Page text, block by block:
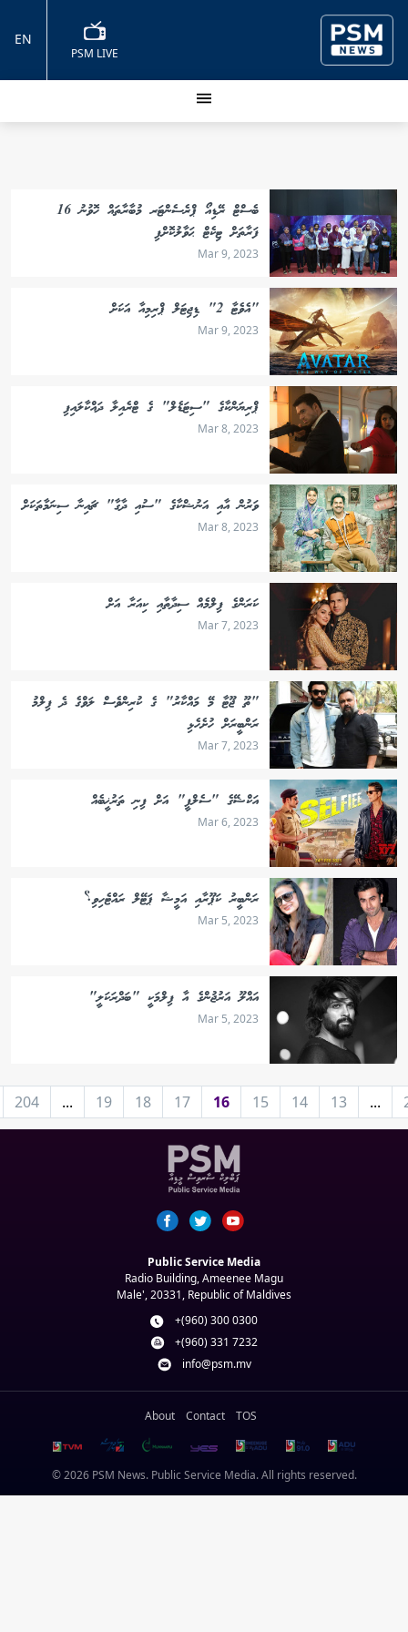
PSM LIVE
EN
ބެސްޓް ރޭޑިއޯ ޕްރެސެންޓަރ މުބާރާތައް ހޮވުނު 16
ފަރާތަށް ޓިކެޓް ޙަވާލުކޮށްފި
Mar 9, 2023
"އެވެޓާ 2" ޑިޖިޓަލް ޕްރިމިއާ އަކަށް
Mar 9, 2023
ޕްރިޔަންކާގެ "ސިޓަޑެލް" ގެ ޓްރެއިލާ ދައްކާލައިފި
Mar 8, 2023
ވަރުން އާއި އަނުޝްކާގެ "ސުއި ދާގާ" ޗައިނާ ސިނަމާތަކަށް
Mar 8, 2023
ކަރަންގެ ފިލްމެއް ސިދާތާއި ކިއަރާ އަށް
Mar 7, 2023
"ތޫ ޖޫޓާ މޭ މައްކާރު" ގެ ކުރިންވެސް ލަވްގެ ދެ ފިލްމު
ރަންބީރަށް ހުށެހެޅި
Mar 7, 2023
އަކްޝޭގެ "ސެލްފީ" އަށް ފިނި ތަރުޚީބެއް
Mar 6, 2023
ރަންބީރު ކަޕޫރާއި އަމީޝާ ޕަޓޭލް ރައްޓެހިވި؟
Mar 5, 2023
އައްލޫ އަރުޖުންގެ އާ ފިލްމަކީ "ބަދްރަކަލީ"
Mar 5, 2023
...
13
14
15
16
17
18
19
...
204
Public Service Media
Radio Building, Ameenee Magu
Male', 20331, Republic of Maldives
+(960) 300 0300
+(960) 331 7232
info@psm.mv
About Contact TOS
© 2026 PSM News. Public Service Media. All rights reserved.